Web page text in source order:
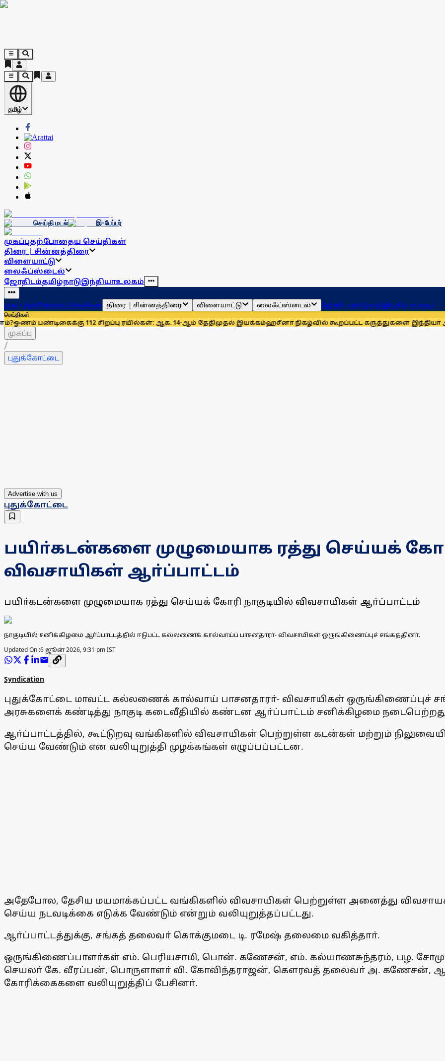
தமிழ்
செய்தி மடல் இ-பேப்பர்
முகப்புதற்போதைய செய்திகள்
திரை | சின்னத்திரை
விளையாட்டு
லைஃப்ஸ்டைல்
ஜோதிடம்தமிழ்நாடுஇந்தியாஉலகம்
முகப்புதற்போதைய செய்திகள் திரை | சின்னத்திரை விளையாட்டு லைஃப்ஸ்டைல் ஜோதிடம்தமிழ்நாடுஇந்தியாஉலகம்
செய்திகள்
112 சிறப்பு ரயில்கள்: ஆக. 14-ஆம் தேதிமுதல் இயக்கம்ஹசீனா நிகழ்வில் கூறப்பட்ட கருத்துகளை இந்தியா
முகப்பு
/
புதுக்கோட்டை
Advertise with us
புதுக்கோட்டை
பயிா்கடன்களை முழுமையாக ரத்து செய்யக்
விவசாயிகள் ஆா்ப்பாட்டம்
பயிா்கடன்களை முழுமையாக ரத்து செய்யக் கோரி நாகுடியில் விவசாயிகள் ஆா்ப்பாட்டம்
நாகுடியில் சனிக்கிழமை ஆா்ப்பாட்டத்தில் ஈடுபட்ட கல்லணைக் கால்வாய்ப் பாசனதாரா்- விவசாயிகள் ஒருங்கிணைப்புச் சங்கத்தினா்.
Updated On :6 ஜூன் 2026, 9:31 pm IST
Syndication
புதுக்கோட்டை மாவட்ட கல்லணைக் கால்வாய் பாசனதாரா்- விவசாயிகள் ஒருங்கிணைப்புச்
அரசுகளைக் கண்டித்து நாகுடி கடைவீதியில் கண்டன ஆா்ப்பாட்டம் சனிக்கிழமை
ஆா்ப்பாட்டத்தில், கூட்டுறவு வங்கிகளில் விவசாயிகள் பெற்றுள்ள கடன்கள் மற்றும்
செய்ய வேண்டும் என வலியுறுத்தி முழக்கங்கள் எழுப்பப்பட்டன.
அதேபோல, தேசிய மயமாக்கப்பட்ட வங்கிகளில் விவசாயிகள் பெற்றுள்ள அனைத்து
செய்ய நடவடிக்கை எடுக்க வேண்டும் என்றும் வலியுறுத்தப்பட்டது.
ஆா்ப்பாட்டத்துக்கு, சங்கத் தலைவா் கொக்குமடை டி. ரமேஷ் தலைமை வகித்தாா்.
ஒருங்கிணைப்பாளா்கள் எம். பெரியசாமி, பொன். கணேசன், எம். கல்யாணசுந்தரம், பழ. சோமு,
செயலா் கே. வீரப்பன், பொருளாளா் வி. கோவிந்தராஜன், கௌரவத் தலைவா் அ. கணேசன்,
கோரிக்கைகளை வலியுறுத்திப் பேசினா்.